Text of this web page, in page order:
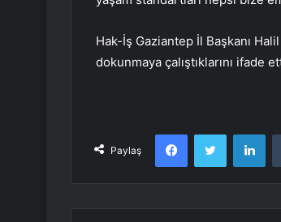
Hak-İş Gaziantep İl Başkanı
dokunmaya çalıştıklarını ifade
Paylaş
FacebookTwitter